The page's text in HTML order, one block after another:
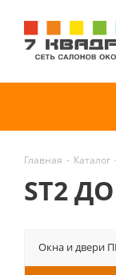
Главная - Каталог
ST2
Окна и двери